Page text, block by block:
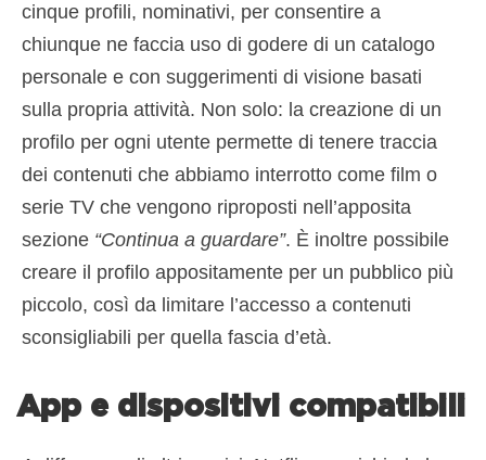
cinque profili, nominativi, per consentire a
chiunque ne faccia uso di godere di un catalogo
personale e con suggerimenti di visione basati
sulla propria attività. Non solo: la creazione di un
profilo per ogni utente permette di tenere traccia
dei contenuti che abbiamo interrotto come film o
serie TV che vengono riproposti nell’apposita
sezione “Continua a guardare”. È inoltre possibile
creare il profilo appositamente per un pubblico più
piccolo, così da limitare l’accesso a contenuti
sconsigliabili per quella fascia d’età.
App e dispositivi compatibili